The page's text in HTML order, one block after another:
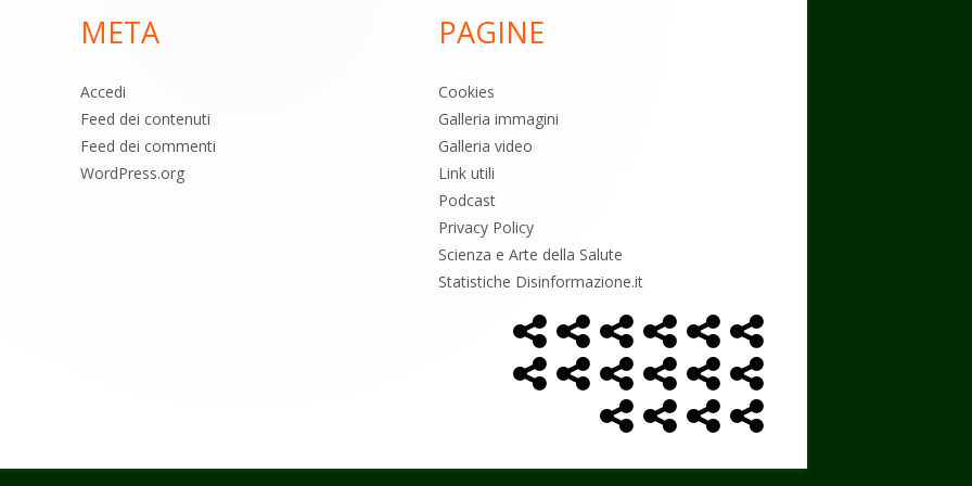
META
Accedi
Feed dei contenuti
Feed dei commenti
WordPress.org
PAGINE
Cookies
Galleria immagini
Galleria video
Link utili
Podcast
Privacy Policy
Scienza e Arte della Salute
Statistiche Disinformazione.it
Menù
social
link
Home
Page
Alimentazione
AmbienteBambiniBiodecodifica
Cancro
ControlloEconomiaEsoterismo
FarmaciMassoneria
NWO
PoliticaSaluteStoriaPodcast